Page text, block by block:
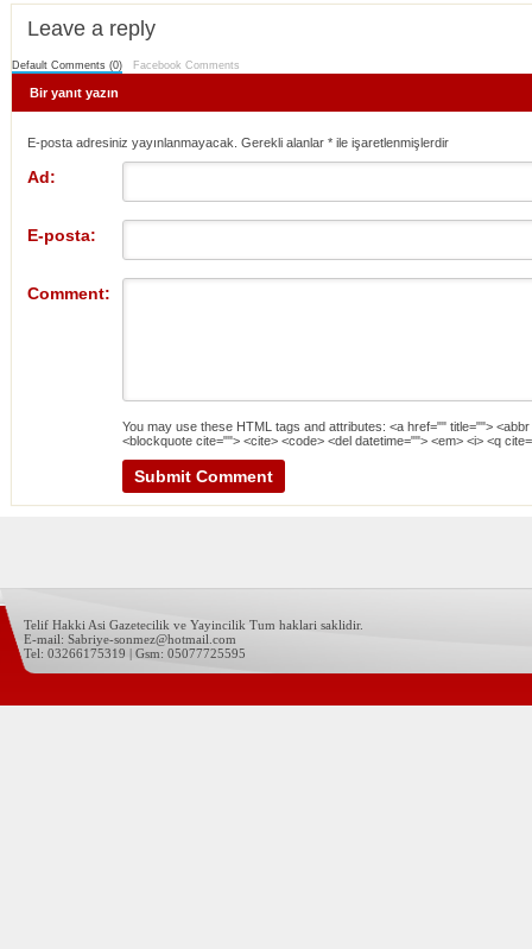
Leave a reply
Default Comments (0) Facebook Comments
Bir yanıt yazın
E-posta adresiniz yayınlanmayacak. Gerekli alanlar * ile işaretlenmişlerdir
Ad:
E-posta:
Comment:
You may use these HTML tags and attributes: <a href="" title="">
<blockquote cite=""> <cite> <code> <del datetime=""> <em> <i> <q
Telif Hakki Asi Gazetecilik ve Yayincilik Tum haklari saklidir.
E-mail: Sabriye-sonmez@hotmail.com
Tel: 03266175319 | Gsm: 05077725595